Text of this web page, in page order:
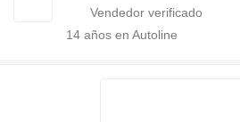
14 años en Autoline